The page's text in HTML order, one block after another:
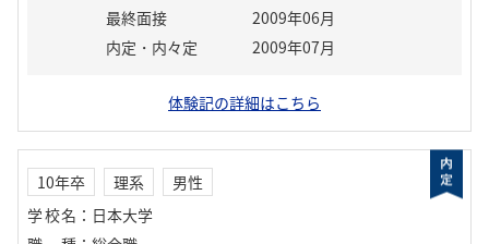
最終面接
2009年06月
内定・内々定
2009年07月
体験記の詳細はこちら
10年卒 理系
男性
学校名 ： 日本大学